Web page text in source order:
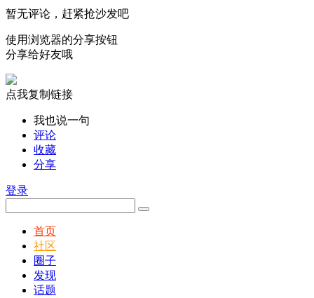
暂无评论，赶紧抢沙发吧
使用浏览器的分享按钮
分享给好友哦
点我复制链接
我也说一句
评论
收藏
分享
登录
首页
社区
圈子
发现
话题